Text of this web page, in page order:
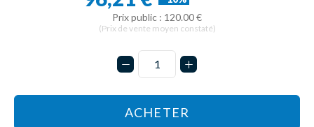
Prix public : 120.00 €
(Prix de vente moyen constaté)
ACHETER